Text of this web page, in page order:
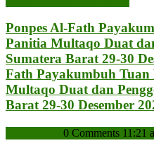
Ponpes Al-Fath
Panitia Multaqo Duat
Sumatera Barat 29-30
Fath Payakumbuh
Multaqo Duat dan
Barat 29-30 Desember
0 Comments 11:21